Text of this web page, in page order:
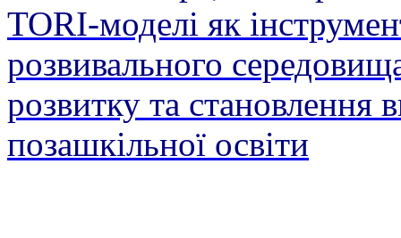
TORI-моделі як
розвивального
розвитку та становлення
позашкільної освіти